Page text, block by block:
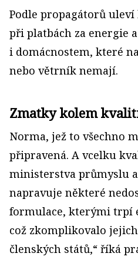
Podle propagátorů
při platbách za energie
i domácnostem, které
nebo větrník nemají.
Zmatky kolem
Norma, jež to všechno
připravená. A vcelku
ministerstva průmyslu
napravuje některé
formulace, kterými trpí
což zkomplikovalo
členských států,“ říká